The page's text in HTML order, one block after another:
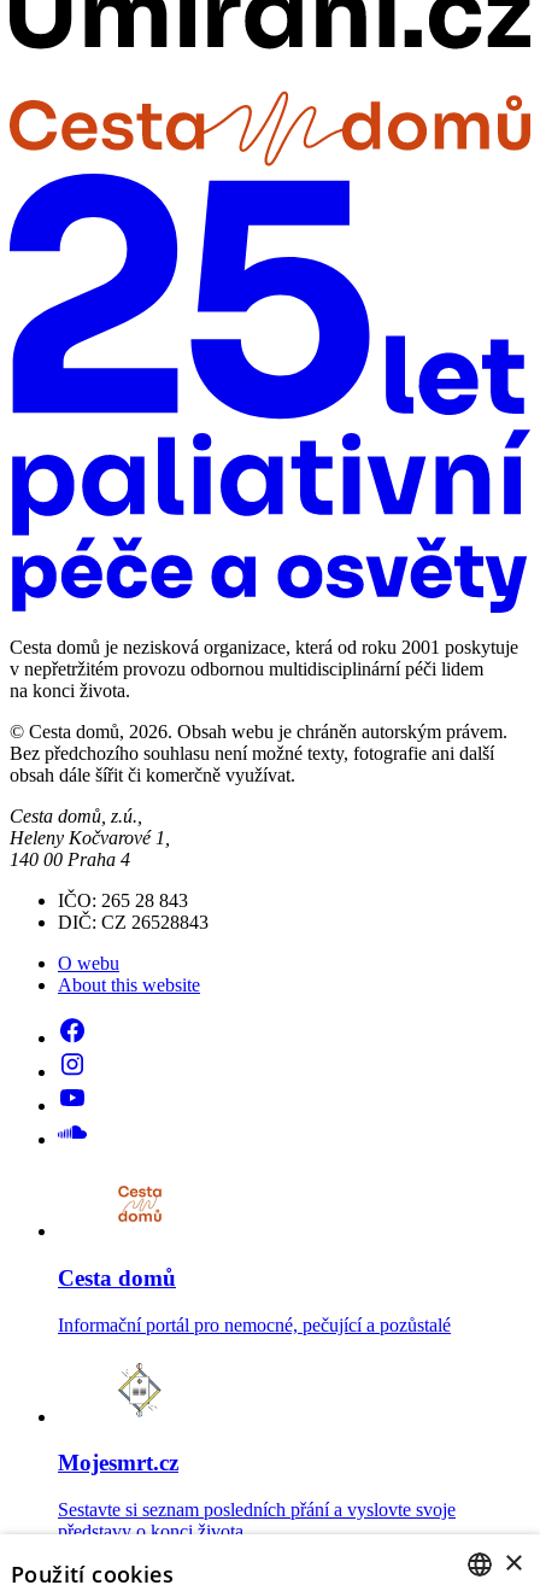
Cesta domů je nezisková organizace, která od roku 2001 poskytuje
v nepřetržitém provozu odbornou multidisciplinární péči lidem
na konci života.
© Cesta domů, 2026. Obsah webu je chráněn autorským právem.
Bez předchozího souhlasu není možné texty, fotografie ani další
obsah dále šířit či komerčně využívat.
Cesta domů, z.ú.,
Heleny Kočvarové 1,
140 00 Praha 4
IČO: 265 28 843
DIČ: CZ 26528843
O webu
About this website
Cesta domů
Informační portál pro nemocné, pečující a pozůstalé
Mojesmrt.cz
Sestavte si seznam posledních přání a vyslovte svoje
představy o konci života
×
Použití cookies